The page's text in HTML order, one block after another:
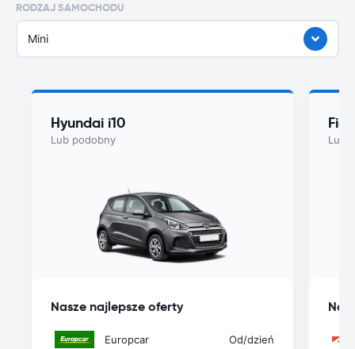
RODZAJ SAMOCHODU
Mini
Hyundai i10
Lub podobny
Nasze najlepsze oferty
Europcar Od/dzień
Lub